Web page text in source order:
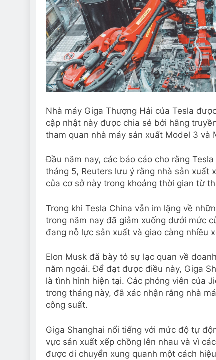
Nhà máy Giga Thượng Hải của Tesla
cập nhật này được chia sẻ bởi hãng
tham quan nhà máy sản xuất Model 3 và
Đầu năm nay, các báo cáo cho rằng
tháng 5, Reuters lưu ý rằng nhà sản xuất
của cơ sở này trong khoảng thời gian từ
Trong khi Tesla China vẫn im lặng về
trong năm nay đã giảm xuống dưới mức
đang nỗ lực sản xuất và giao càng nhiều
Elon Musk đã bày tỏ sự lạc quan về
năm ngoái. Để đạt được điều này, Giga
là tình hình hiện tại. Các phóng viên của
trong tháng này, đã xác nhận rằng nhà
công suất.
Giga Shanghai nổi tiếng với mức độ tự
vực sản xuất xếp chồng lên nhau và vì
được di chuyển xung quanh một cách